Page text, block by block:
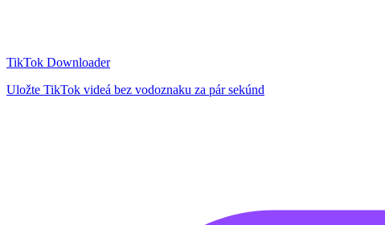
TikTok Downloader
Uložte TikTok videá bez vodoznaku za pár sekúnd